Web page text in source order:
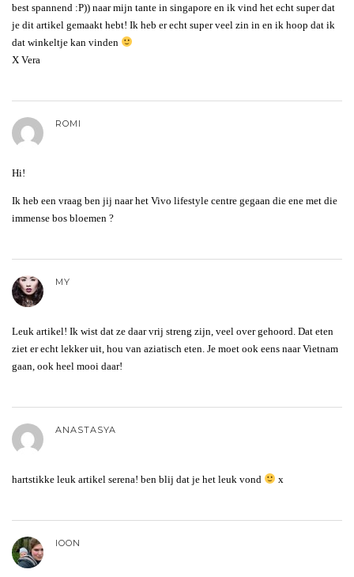
best spannend :P)) naar mijn tante in singapore en ik vind het echt super dat
je dit artikel gemaakt hebt! Ik heb er echt super veel zin in en ik hoop dat ik
dat winkeltje kan vinden
X Vera
ROMI
Hi!
Ik heb een vraag ben jij naar het Vivo lifestyle centre gegaan die ene met die
immense bos bloemen ?
MY
Leuk artikel! Ik wist dat ze daar vrij streng zijn, veel over gehoord. Dat eten
ziet er echt lekker uit, hou van aziatisch eten. Je moet ook eens naar Vietnam
gaan, ook heel mooi daar!
ANASTASYA
hartstikke leuk artikel serena! ben blij dat je het leuk vond x
IOON